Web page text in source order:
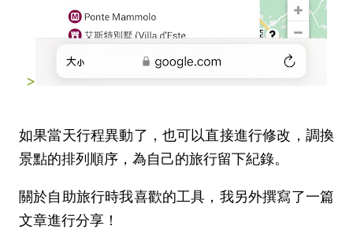
>
如果當天行程異動了，也可以直接進行修改，調換
景點的排列順序，為自己的旅行留下紀錄。
關於自助旅行時我喜歡的工具，我另外撰寫了一篇
文章進行分享！